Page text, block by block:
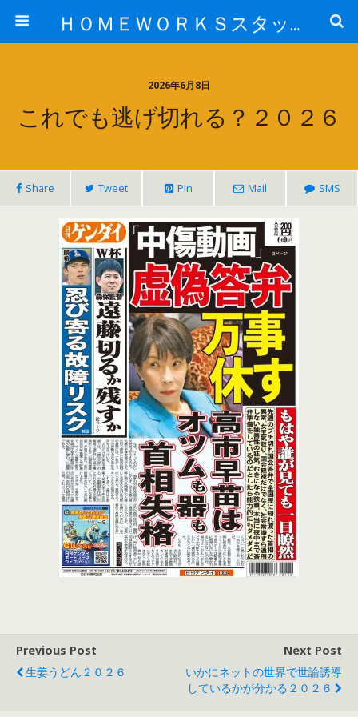
ＨＯＭＥＷＯＲＫＳスタッフ日記ブログ
2026年6月8日
これでも逃げ切れる？２０２６
Share Tweet Pin Mail SMS
Previous Post
生姜うどん２０２６
Next Post
いかにネットの世界で世論誘導
しているかが分かる２０２６